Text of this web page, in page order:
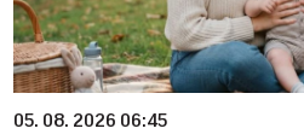
05. 08. 2026 06:45